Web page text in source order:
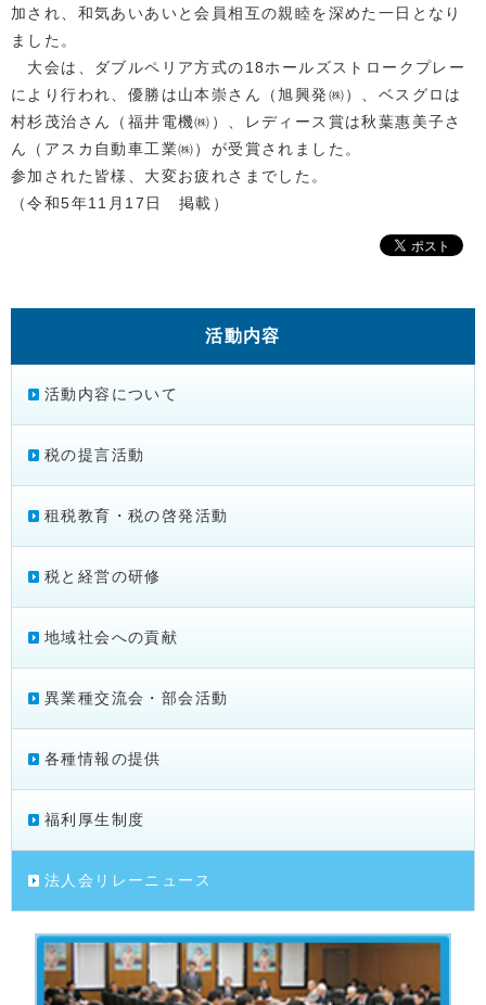
加され、和気あいあいと会員相互の親睦を深めた一日となり
ました。
大会は、ダブルペリア方式の18ホールズストロークプレー
により行われ、優勝は山本崇さん（旭興発㈱）、ベスグロは
村杉茂治さん（福井電機㈱）、レディース賞は秋葉惠美子さ
ん（アスカ自動車工業㈱）が受賞されました。
参加された皆様、大変お疲れさまでした。
（令和5年11月17日 掲載）
活動内容
活動内容について
税の提言活動
租税教育・税の啓発活動
税と経営の研修
地域社会への貢献
異業種交流会・部会活動
各種情報の提供
福利厚生制度
法人会リレーニュース